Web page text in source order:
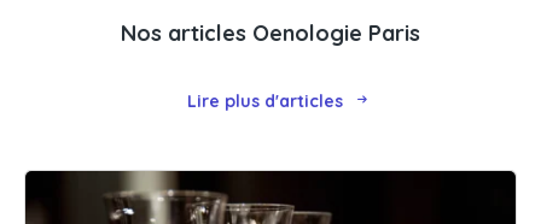
Nos articles Oenologie Paris
Lire plus d'articles